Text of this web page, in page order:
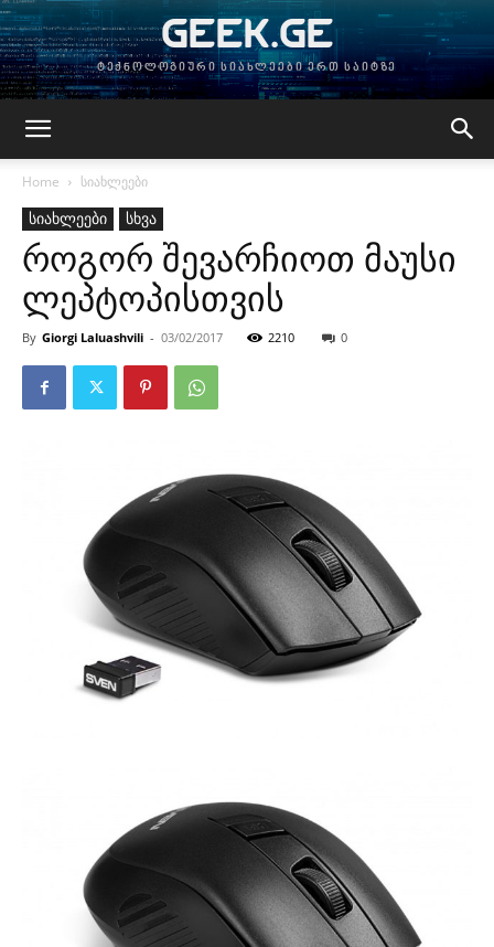
GEEK.GE
ტექნოლოგიური სიახლეები ერთ საიტზე
Home სიახლეები
სიახლეები სხვა
როგორ შევარჩიოთ მაუსი
ლეპტოპისთვის
By Giorgi Laluashvili - 03/02/2017 2210 0